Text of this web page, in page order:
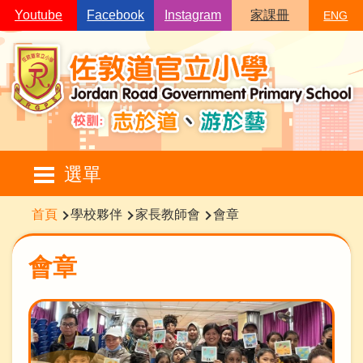
移至主內容
Youtube Facebook Instagram 家課冊 ENG
選單
Main
navigation
導
航
連
結
首頁 學校夥伴 家長教師會 會章
會章